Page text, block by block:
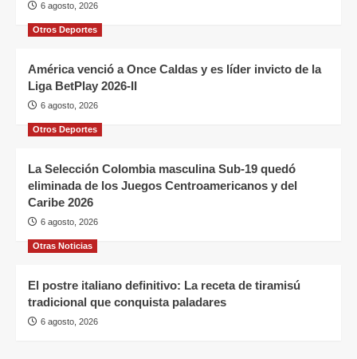
6 agosto, 2026
Otros Deportes
América venció a Once Caldas y es líder invicto de la
Liga BetPlay 2026-II
6 agosto, 2026
Otros Deportes
La Selección Colombia masculina Sub-19 quedó
eliminada de los Juegos Centroamericanos y del
Caribe 2026
6 agosto, 2026
Otras Noticias
El postre italiano definitivo: La receta de tiramisú
tradicional que conquista paladares
6 agosto, 2026